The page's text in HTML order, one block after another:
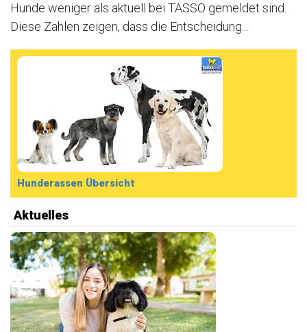
Hunde weniger als aktuell bei TASSO gemeldet sind.
Diese Zahlen zeigen, dass die Entscheidung...
Hunderassen Übersicht
Aktuelles